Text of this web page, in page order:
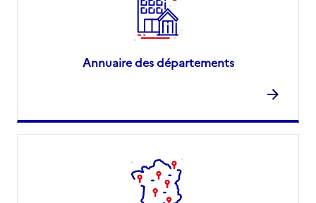
Annuaire des départements